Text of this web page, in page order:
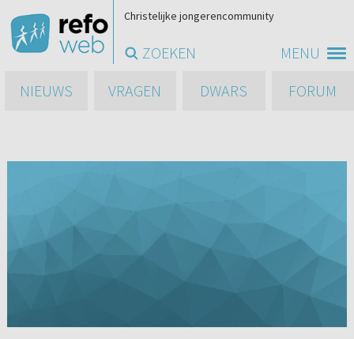
MENU
Christelijke jongerencommunity
ZOEKEN
NIEUWS
VRAGEN DWARS FORUM